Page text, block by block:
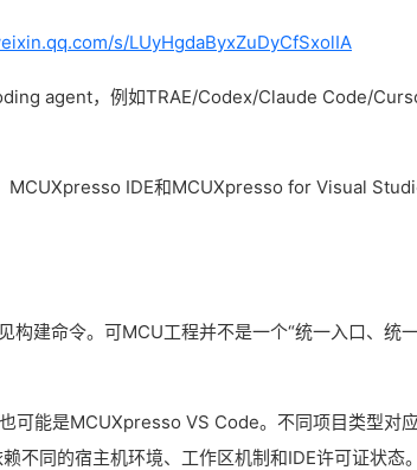
s/LUyHgdaByxZuDyCfSxolIA
agent，例如TRAE/Codex/Claude Code/
MCUXpresso IDE和MCUXpresso for Visual
建命令。可MCU工程并不是一个“统一入口、统
可能是MCUXpresso VS Code。不同项目类型对
不同的宿主机环境、工作区机制和IDE许可证状态